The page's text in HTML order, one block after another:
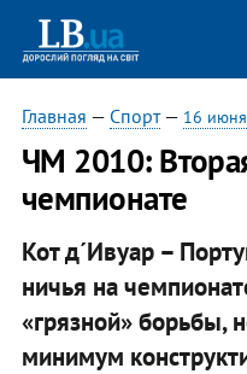
Главная — Спорт— 16
ЧМ 2010:
чемпионате
Кот д´Ивуар –
ничья на
«грязной» борьбы,
минимум